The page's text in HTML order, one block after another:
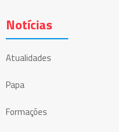
Notícias
Atualidades
Papa
Formações